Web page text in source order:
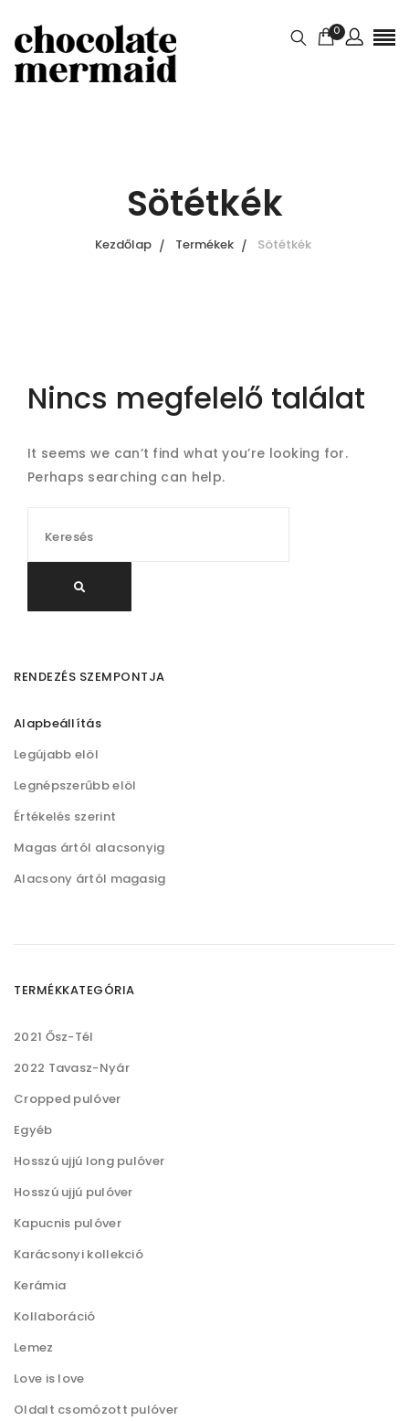
0
Sötétkék
Kezdőlap Termékek Sötétkék
Nincs megfelelő találat
It seems we can’t find what you’re looking for.
Perhaps searching can help.
RENDEZÉS SZEMPONTJA
Alapbeállítás
Legújabb elöl
Legnépszerűbb elöl
Értékelés szerint
Magas ártól alacsonyig
Alacsony ártól magasig
TERMÉKKATEGÓRIA
2021 Ősz-Tél
2022 Tavasz-Nyár
Cropped pulóver
Egyéb
Hosszú ujjú long pulóver
Hosszú ujjú pulóver
Kapucnis pulóver
Karácsonyi kollekció
Kerámia
Kollaboráció
Lemez
Love is love
Oldalt csomózott pulóver